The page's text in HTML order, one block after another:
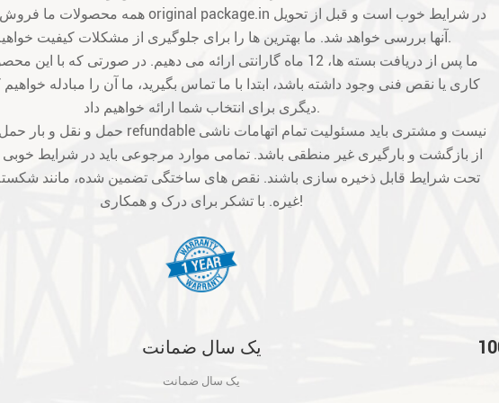
آنها بررسی خواهد شد. ما بهترین ها را برای جلوگیری از مشکلات کیفیت خواهیم گرفت.
کاری یا نقص فنی وجود داشته باشد، ابتدا با ما تماس بگیرید، ما آن را مبادله
دیگری برای انتخاب شما ارائه خواهیم داد.
از بازگشت و بارگیری غیر منطقی باشد. تمامی موارد مرجوعی باید در شرایط خوبی
تحت شرایط قابل ذخیره سازی باشند. نقص های ساختگی تضمین شده، مانند
غیره. با تشکر برای درک و همکاری!
یک سال ضمانت
یک سال ضمانت